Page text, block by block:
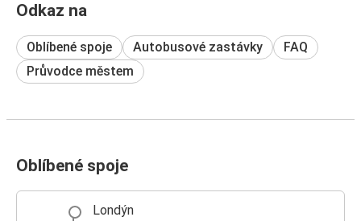
Odkaz na
Oblíbené spoje Autobusové zastávky
FAQ
Průvodce městem
Oblíbené spoje
Londýn